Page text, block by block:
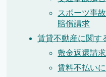
スポーツ事
賠償請求
賃貸不動産に関す
敷金返還請求
賃料不払い